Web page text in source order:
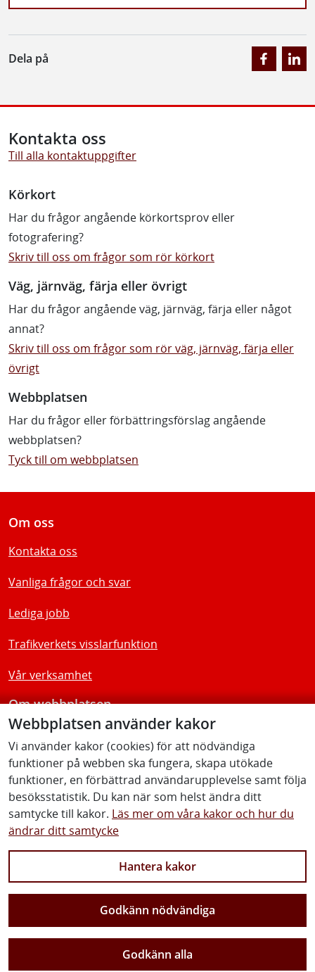
Dela på
Webbplatsen använder kakor
Vi använder kakor (cookies) för att nödvändiga
funktioner på webben ska fungera, skapa utökade
funktioner, en förbättrad användarupplevelse samt följa
besöksstatistik. Du kan när som helst ändra ditt
samtycke till kakor. Läs mer om våra kakor och hur du
ändrar ditt samtycke
Hantera kakor
Godkänn nödvändiga
Godkänn alla
Kontakta oss
Till alla kontaktuppgifter
Körkort
Har du frågor angående körkortsprov eller
fotografering?
Skriv till oss om frågor som rör körkort
Väg, järnväg, färja eller övrigt
Har du frågor angående väg, järnväg, färja eller något
annat?
Skriv till oss om frågor som rör väg, järnväg, färja eller
övrigt
Webbplatsen
Har du frågor eller förbättringsförslag angående
webbplatsen?
Tyck till om webbplatsen
Vi gör Sverige närmare
Om oss
Kontakta oss
Vanliga frågor och svar
Lediga jobb
Trafikverkets visslarfunktion
Vår verksamhet
Om webbplatsen
Tillgänglighetsredogörelse
Följ oss
Facebook Youtube